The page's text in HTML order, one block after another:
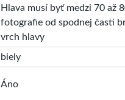
Hlava musí byť medzi 70 až
fotografie od spodnej časti
vrch hlavy
biely
Áno